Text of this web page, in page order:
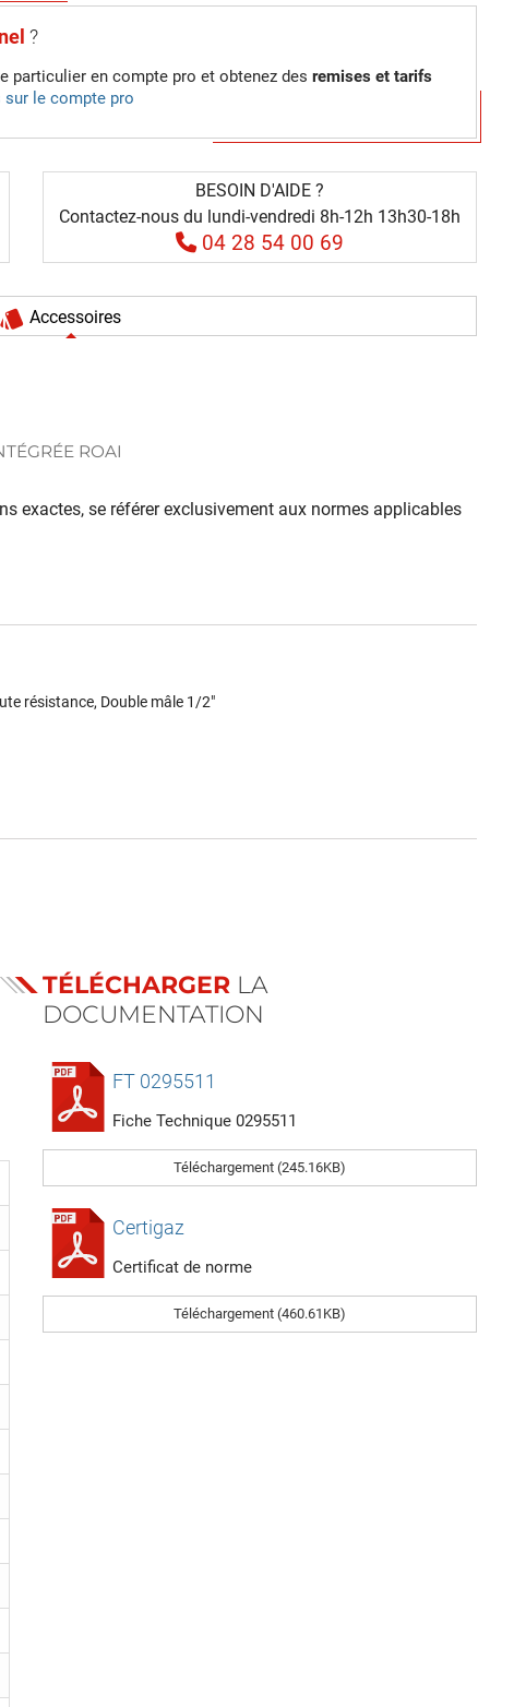
?
particulier en compte pro et obtenez des remises et tarifs
sur le compte pro
BESOIN D'AIDE ?
Contactez-nous du lundi-vendredi 8h-12h 13h30-18h
04 28 54 00 69
style Accessoires
ROAI
exactes, se référer exclusivement aux normes applicables
résistance, Double mâle 1/2"
TÉLÉCHARGER LA
DOCUMENTATION
FT 0295511
Fiche Technique 0295511
Téléchargement (245.16KB)
Certigaz
Certificat de norme
Téléchargement (460.61KB)